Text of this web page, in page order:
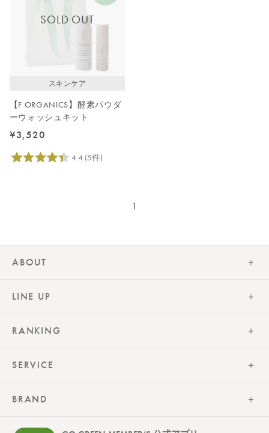
SOLD OUT
スキンケア
【F ORGANICS】酵素パウダ
ーウォッシュキット
¥3,520
1
ABOUT
LINE UP
RANKING
SERVICE
BRAND